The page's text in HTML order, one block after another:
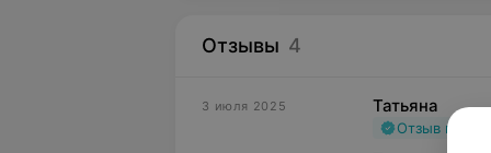
Отзывы 4
3 июля 2025 Татьяна
Отзыв